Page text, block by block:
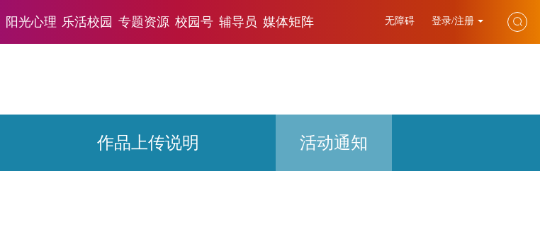
阳光心理 乐活校园 专题资源 校园号 辅导员 媒体矩阵 无障碍 登录/注册
作品上传说明 活动通知